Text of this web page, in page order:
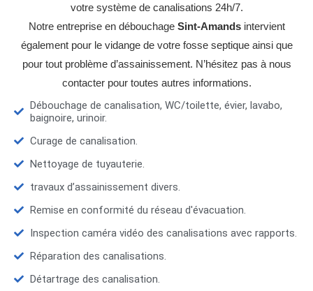
votre système de canalisations 24h/7.
Notre entreprise en débouchage Sint-Amandsintervient
également pour le vidange de votre fosse septique ainsi que
pour tout problème d’assainissement. N’hésitez pas à nous
contacter pour toutes autres informations.
Débouchage de canalisation, WC/toilette, évier, lavabo,
baignoire, urinoir.
Curage de canalisation.
Nettoyage de tuyauterie.
travaux d’assainissement divers.
Remise en conformité du réseau d'évacuation.
Inspection caméra vidéo des canalisations avec rapports.
Réparation des canalisations.
Détartrage des canalisation.